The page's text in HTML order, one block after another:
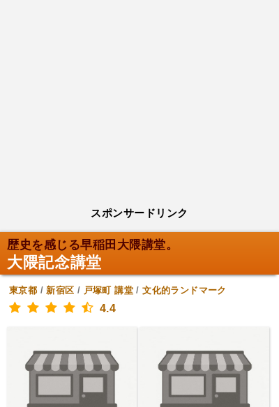
スポンサードリンク
歴史を感じる早稲田大隈講堂。
大隈記念講堂
東京都 /新宿区 / 戸塚町 講堂 /文化的ランドマーク
4.4